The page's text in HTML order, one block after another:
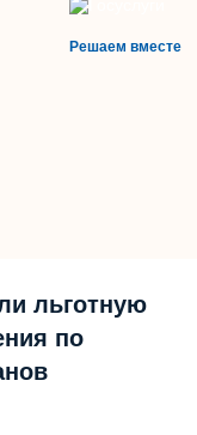
Решаем вместе
льготную
по